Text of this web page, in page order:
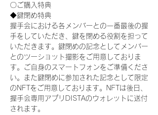
〇ご購入特典
◆鍵閉め特典
握手会における各メンバーとの一番最後の握
手をしていただき、鍵を閉める役割を担って
いただきます。鍵閉めの記念としてメンバー
とのツーショット撮影をご用意しておりま
す。ご自身のスマートフォンをご準備くださ
い。また鍵閉めに参加された記念として限定
のNFTをご用意しております。NFTは後日、
握手会専用アプリDISTAのウォレットに送付
されます。